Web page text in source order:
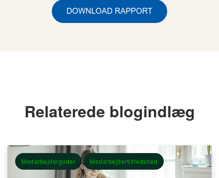
Relaterede blogindlæg
Medarbejdergoder Medarbejdertilfredshed